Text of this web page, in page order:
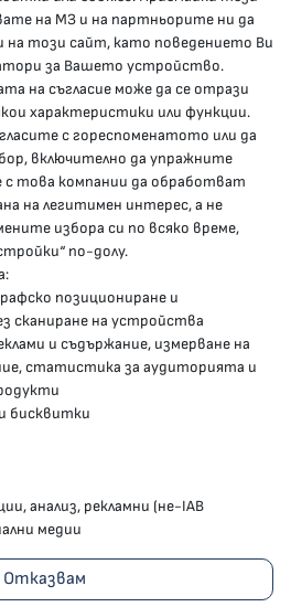
„Света Неделя“ №5
МРЕЖИ
на МЗ и на партньорите ни да
на този сайт, като поведението Ви
за Вашето устройство.
на съгласие може да се отрази
характеристики или функции.
с гореспоменатото или да
включително да упражните
с това компании да обработват
на легитимен интерес, а не
избора си по всяко време,
по-долу.
позициониране и
сканиране на устройства
и съдържание, измерване на
статистика за аудиторията и
бисквитки
анализ, рекламни (не-IAB
медии
Отказвам